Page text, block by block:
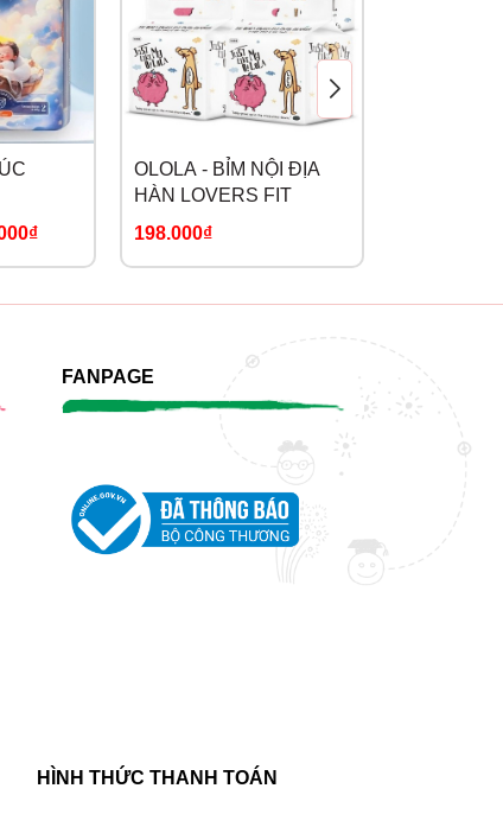
OLOLA - BỈM NỘI ĐỊA
HÀN LOVERS FIT
198.000₫
FANPAGE
HÌNH THỨC THANH TOÁN